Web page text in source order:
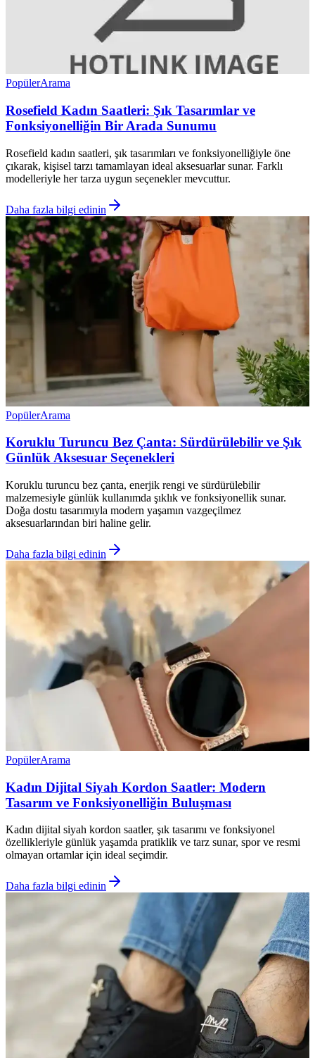
PopülerArama
Rosefield Kadın Saatleri: Şık Tasarımlar ve
Fonksiyonelliğin Bir Arada Sunumu
Rosefield kadın saatleri, şık tasarımları ve fonksiyonelliğiyle öne
çıkarak, kişisel tarzı tamamlayan ideal aksesuarlar sunar. Farklı
modelleriyle her tarza uygun seçenekler mevcuttur.
Daha fazla bilgi edinin
PopülerArama
Koruklu Turuncu Bez Çanta: Sürdürülebilir ve Şık
Günlük Aksesuar Seçenekleri
Koruklu turuncu bez çanta, enerjik rengi ve sürdürülebilir
malzemesiyle günlük kullanımda şıklık ve fonksiyonellik sunar.
Doğa dostu tasarımıyla modern yaşamın vazgeçilmez
aksesuarlarından biri haline gelir.
Daha fazla bilgi edinin
PopülerArama
Kadın Dijital Siyah Kordon Saatler: Modern
Tasarım ve Fonksiyonelliğin Buluşması
Kadın dijital siyah kordon saatler, şık tasarımı ve fonksiyonel
özellikleriyle günlük yaşamda pratiklik ve tarz sunar, spor ve resmi
olmayan ortamlar için ideal seçimdir.
Daha fazla bilgi edinin